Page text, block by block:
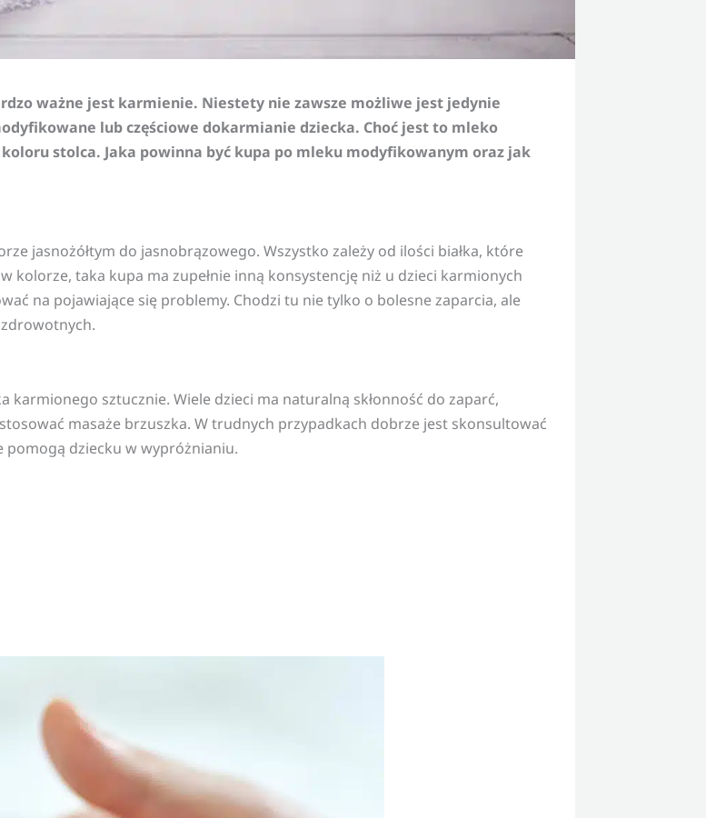
ważne jest karmienie. Niestety nie zawsze możliwe jest jedynie
lub częściowe dokarmianie dziecka. Choć jest to mleko
stolca. Jaka powinna być kupa po mleku modyfikowanym oraz jak
jasnożółtym do jasnobrązowego. Wszystko zależy od ilości białka, które
kolorze, taka kupa ma zupełnie inną konsystencję niż u dzieci karmionych
na pojawiające się problemy. Chodzi tu nie tylko o bolesne zaparcia, ale
sztucznie. Wiele dzieci ma naturalną skłonność do zaparć,
masaże brzuszka. W trudnych przypadkach dobrze jest skonsultować
pomogą dziecku w wypróżnianiu.